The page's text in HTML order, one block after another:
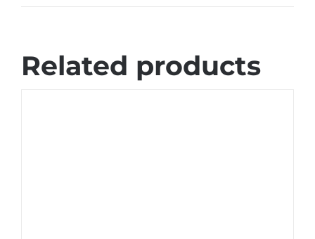
Related products